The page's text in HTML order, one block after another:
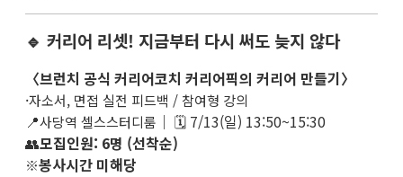
🔹 커리어 리셋! 지금부터 다시 써도 늦지 않다
〈브런치 공식 커리어코치 커리어픽의 커리어 만들기〉
·자소서, 면접 실전 피드백 / 참여형 강의
📍사당역 셀스스터디룸 ｜ 🗓 7/13(일) 13:50~15:30
👥모집인원: 6명 (선착순)
※봉사시간 미해당